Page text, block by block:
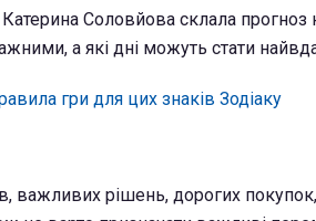
Катерина Соловйова склала прогноз
а які дні можуть стати
гри для цих знаків Зодіаку
важливих рішень, дорогих покупок,